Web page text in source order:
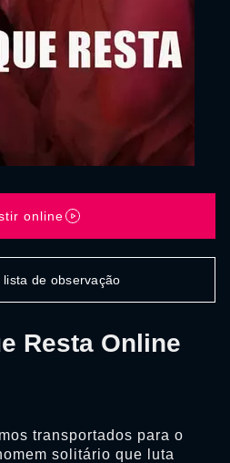
Resta Online
transportados para o
solitário que luta
online
de observação